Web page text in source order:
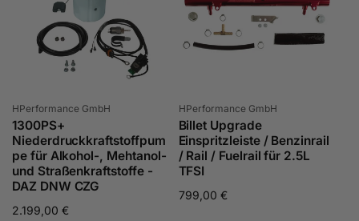
Anbieter:
HPerformance GmbH
1300PS+
Niederdruckkraftstoffpum
pe für Alkohol-, Mehtanol-
und Straßenkraftstoffe -
DAZ DNW CZG
Normaler
2.199,00 €
Anbieter:
HPerformance GmbH
Billet Upgrade
Einspritzleiste / Benzinrail
/ Rail / Fuelrail für 2.5L
TFSI
Normaler
799,00 €